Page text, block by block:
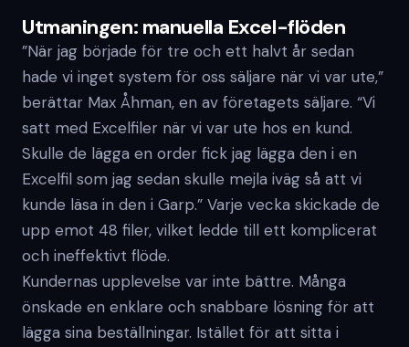
Utmaningen: manuella Excel-flöden
”När jag började för tre och ett halvt år sedan
hade vi inget system för oss säljare när vi var ute,”
berättar Max Åhman, en av företagets säljare. “Vi
satt med Excelfiler när vi var ute hos en kund.
Skulle de lägga en order fick jag lägga den i en
Excelfil som jag sedan skulle mejla iväg så att vi
kunde läsa in den i Garp.” Varje vecka skickade de
upp emot 48 filer, vilket ledde till ett komplicerat
och ineffektivt flöde.
Kundernas upplevelse var inte bättre. Många
önskade en enklare och snabbare lösning för att
lägga sina beställningar. Istället för att sitta i